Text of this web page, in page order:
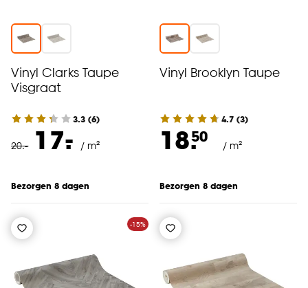
Vinyl Clarks Taupe
Visgraat
3.3 (6)
20.- 17.
- / m²
Bezorgen 8 dagen
Vinyl Brooklyn Taupe
4.7 (3)
18.50
/ m²
Bezorgen 8 dagen
-15%